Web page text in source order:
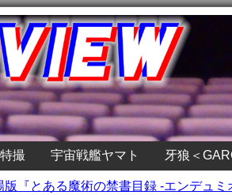
特撮 宇宙戦艦ヤマト 牙狼＜
版『とある魔術の禁書目録 -エンデュ